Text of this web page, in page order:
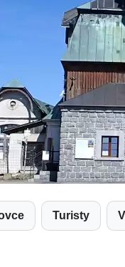
Turisty